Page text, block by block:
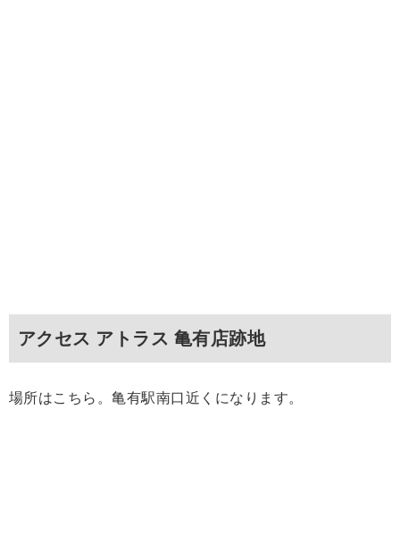
アクセス アトラス 亀有店跡地
場所はこちら。亀有駅南口近くになります。